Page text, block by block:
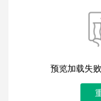
预览加载失